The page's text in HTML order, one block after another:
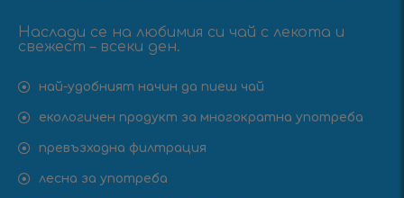
Наслади се на любимия си чай с лекота и
свежест – всеки ден.
най-удобният начин да пиеш чай
екологичен продукт за многократна употреба
превъзходна филтрация
лесна за употреба